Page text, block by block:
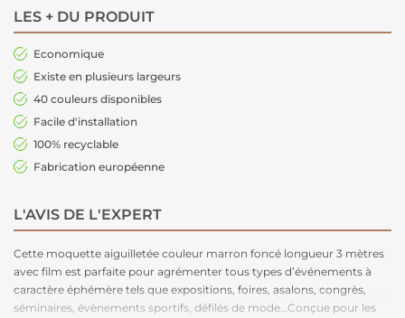
LES + DU PRODUIT
Economique
Existe en plusieurs largeurs
40 couleurs disponibles
Facile d'installation
100% recyclable
Fabrication européenne
L'AVIS DE L'EXPERT
Cette moquette aiguilletée couleur marron foncé longueur 3 mètres
avec film est parfaite pour agrémenter tous types d’événements à
caractère éphémère tels que expositions, foires, asalons, congrès,
séminaires, évènements sportifs, défilés de mode…Conçue pour les